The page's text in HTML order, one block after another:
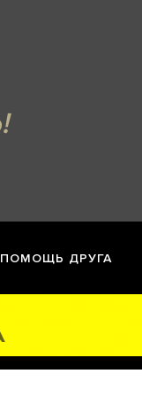
ПОМОЩЬ ДРУГА